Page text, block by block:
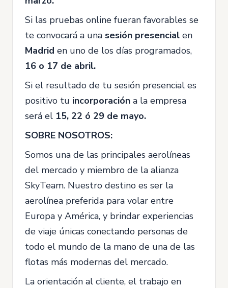
Si las pruebas online fueran favorables se
te convocará a una sesión presencial en
Madrid en uno de los días programados,
16 o 17 de abril.
Si el resultado de tu sesión presencial es
positivo tu incorporación a la empresa
será el 15, 22 ó 29 de mayo.
SOBRE NOSOTROS:
Somos una de las principales aerolíneas
del mercado y miembro de la alianza
SkyTeam. Nuestro destino es ser la
aerolínea preferida para volar entre
Europa y América, y brindar experiencias
de viaje únicas conectando personas de
todo el mundo de la mano de una de las
flotas más modernas del mercado.
La orientación al cliente, el trabajo en